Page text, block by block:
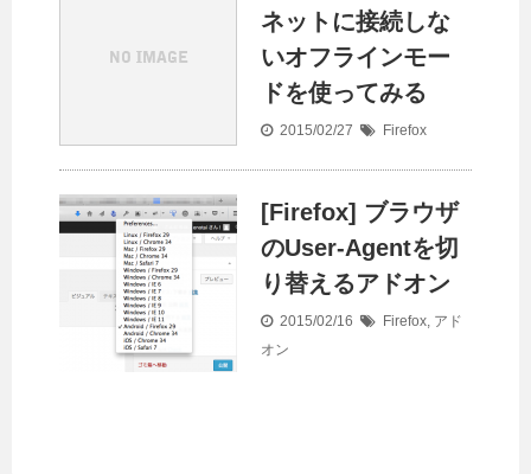
ネットに接続しな
いオフラインモー
ドを使ってみる
2015/02/27 Firefox
[Firefox] ブラウザ
のUser-Agentを切
り替えるアドオン
2015/02/16 Firefox, アド
オン